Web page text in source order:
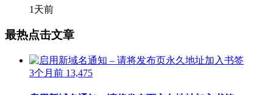
1天前
最热点击文章
3个月前 13,475